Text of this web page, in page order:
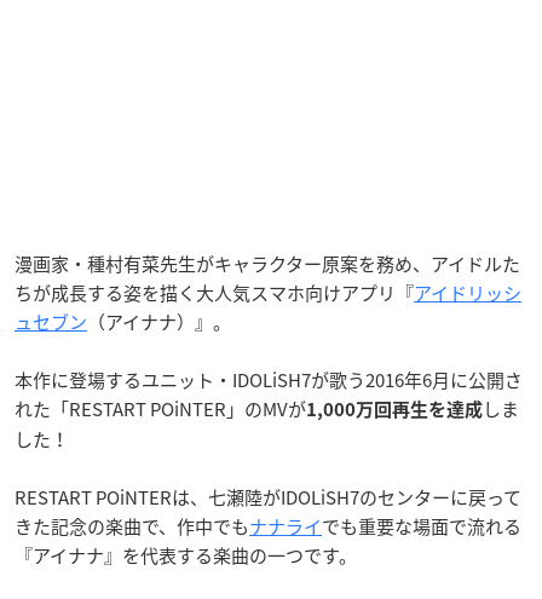
漫画家・種村有菜先生がキャラクター原案を務め、アイドルた
ちが成長する姿を描く大人気スマホ向けアプリ『アイドリッシ
ュセブン （アイナナ）』。
本作に登場するユニット・IDOLiSH7が歌う2016年6月に公開さ
れた「RESTART POiNTER」のMVが1,000万回再生を達成 しま
した！
RESTART POiNTERは、七瀬陸がIDOLiSH7のセンターに戻って
きた記念の楽曲で、作中でもナナライでも重要な場面で流れる
『アイナナ』を代表する楽曲の一つです。